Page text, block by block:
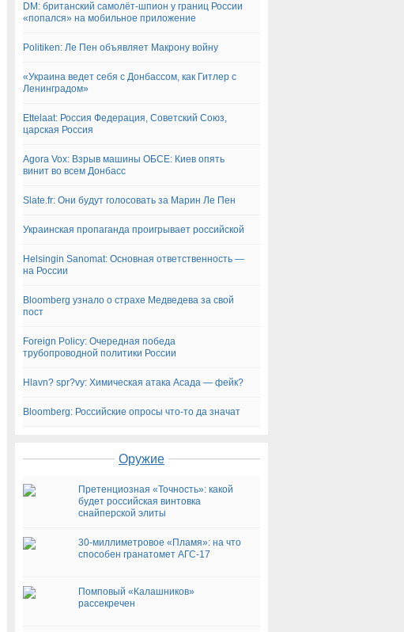
DM: британский самолёт-шпион у границ России
«попался» на мобильное приложение
Politiken: Ле Пен объявляет Макрону войну
«Украина ведет себя с Донбассом, как Гитлер с
Ленинградом»
Ettelaat: Россия Федерация, Советский Союз,
царская Россия
Agora Vox: Взрыв машины ОБСЕ: Киев опять
винит во всем Донбасс
Slate.fr: Они будут голосовать за Марин Ле Пен
Украинская пропаганда проигрывает российской
Helsingin Sanomat: Основная ответственность —
на России
Bloomberg узнало о страхе Медведева за свой
пост
Foreign Policy: Очередная победа
трубопроводной политики России
Hlavn? spr?vy: Химическая атака Асада — фейк?
Bloomberg: Российские опросы что-то да значат
Оружие
Претенциозная «Точность»: какой
будет российская винтовка
снайперской элиты
30-миллиметровое «Пламя»: на что
способен гранатомет АГС-17
Помповый «Калашников»
рассекречен